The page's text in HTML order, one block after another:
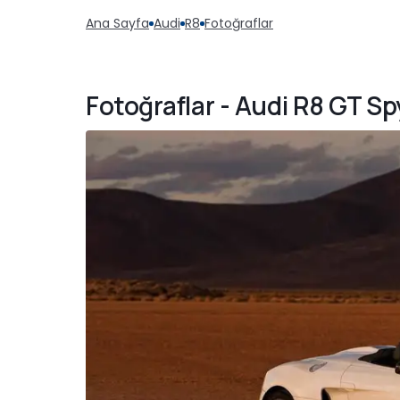
Ana Sayfa Audi R8 Fotoğraflar
Fotoğraflar - Audi R8 GT